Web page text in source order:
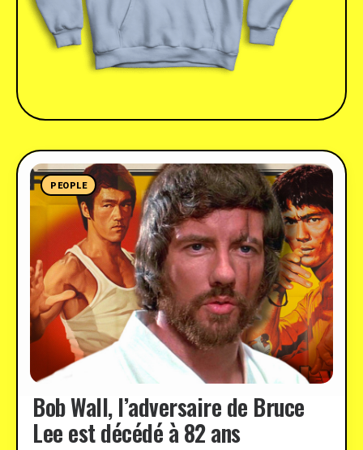
PEOPLE
Bob Wall, l’adversaire de Bruce
Lee est décédé à 82 ans